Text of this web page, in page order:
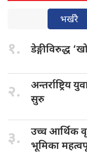
भर्खरै
१. डेङ्गीविरुद्ध
२. अन्तर्राष्ट्रिय
सुरु
३. उच्च आर्थिक
भूमिका